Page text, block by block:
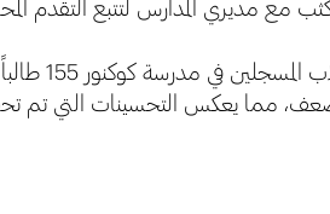
عندما بدأت
مما يعكس التحسينات التي تم